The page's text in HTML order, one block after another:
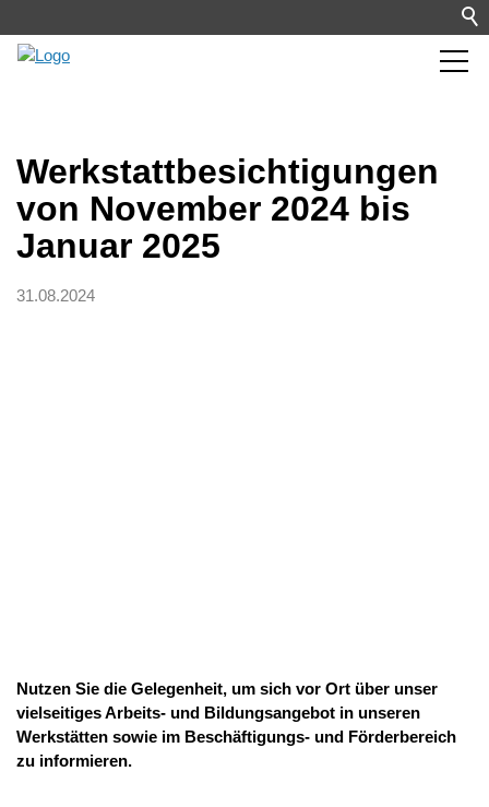
Werkstattbesichtigungen
von November 2024 bis
Januar 2025
31.08.2024
Nutzen Sie die Gelegenheit, um sich vor Ort über unser
vielseitiges Arbeits- und Bildungsangebot in unseren
Werkstätten sowie im Beschäftigungs- und Förderbereich
zu informieren.